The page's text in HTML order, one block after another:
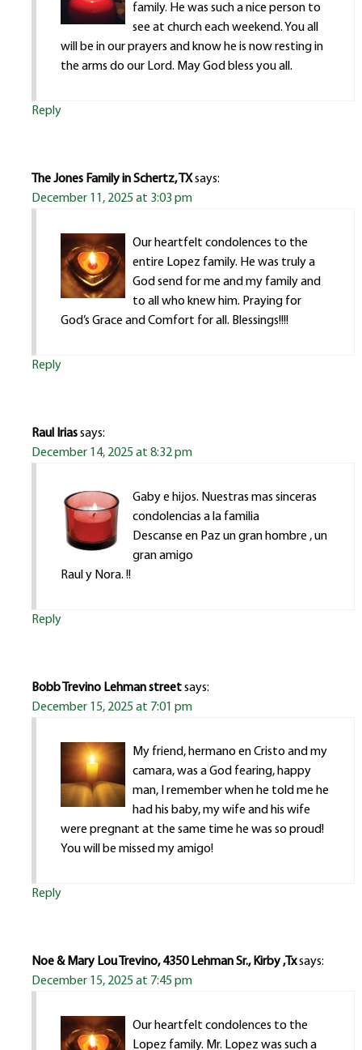
family. He was such a nice person to
see at church each weekend. You all
will be in our prayers and know he is now resting in
the arms do our Lord. May God bless you all.
Reply
The Jones Family in Schertz, TXsays:
December 11, 2025 at 3:03 pm
Our heartfelt condolences to the
entire Lopez family. He was truly a
God send for me and my family and
to all who knew him. Praying for
God’s Grace and Comfort for all. Blessings!!!!
Reply
Raul Iriassays:
December 14, 2025 at 8:32 pm
Gaby e hijos. Nuestras mas sinceras
condolencias a la familia
Descanse en Paz un gran hombre , un
gran amigo
Raul y Nora. !!
Reply
Bobb Trevino Lehman streetsays:
December 15, 2025 at 7:01 pm
My friend, hermano en Cristo and my
camara, was a God fearing, happy
man, I remember when he told me he
had his baby, my wife and his wife
were pregnant at the same time he was so proud!
You will be missed my amigo!
Reply
Noe & Mary Lou Trevino, 4350 Lehman Sr., Kirby ,Txsays:
December 15, 2025 at 7:45 pm
Our heartfelt condolences to the
Lopez family. Mr. Lopez was such a